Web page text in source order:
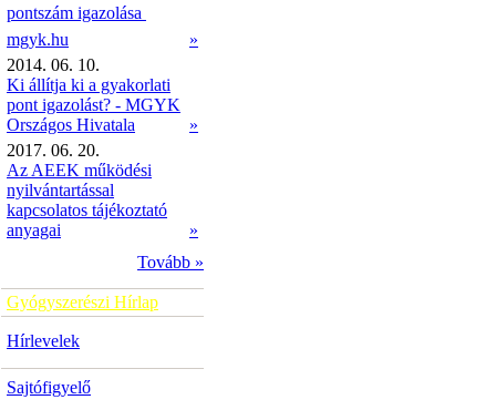
pontszám igazolása 
mgyk.hu
»
2014. 06. 10.
Ki állítja ki a gyakorlati
pont igazolást? - MGYK
Országos Hivatala
»
2017. 06. 20.
Az AEEK működési
nyilvántartással
kapcsolatos tájékoztató
anyagai
»
Tovább »
Gyógyszerészi Hírlap
Hírlevelek
Sajtófigyelő